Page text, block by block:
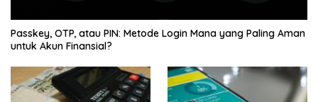
Passkey, OTP, atau PIN: Metode Login Mana yang Paling Aman
untuk Akun Finansial?